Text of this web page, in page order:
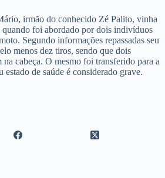
irmão do conhecido Zé Palito, vinha
quando foi abordado por dois indivíduos
Segundo informações repassadas seu
menos dez tiros, sendo que dois
cabeça. O mesmo foi transferido para a
estado de saúde é considerado grave.